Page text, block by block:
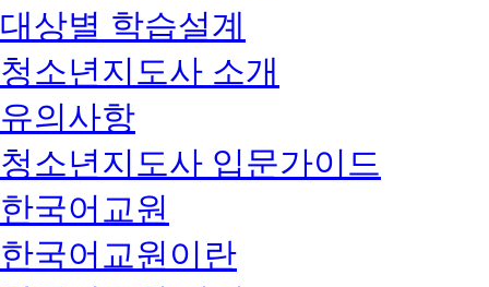
대상별 학습설계
청소년지도사 소개
유의사항
청소년지도사 입문가이드
한국어교원
한국어교원이란